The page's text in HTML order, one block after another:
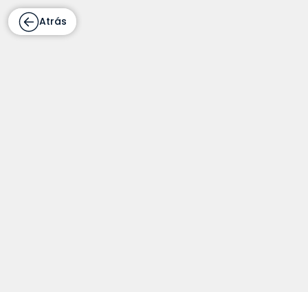
Atrás